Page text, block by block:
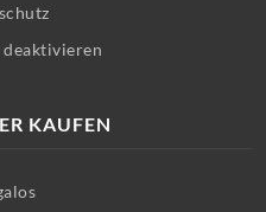
KAUFEN